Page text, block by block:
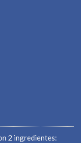
2 ingredientes: